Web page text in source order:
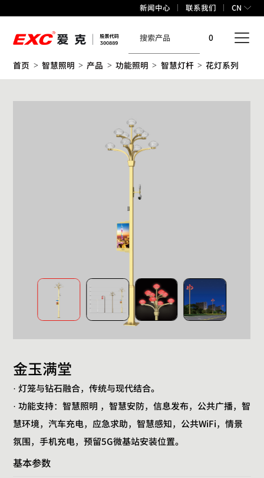
新闻中心 联系我们 CN
0
首页 > 智慧照明 > 产品 > 功能照明 > 智慧灯杆 > 花灯系列
金玉满堂
· 灯笼与钻石融合，传统与现代结合。
· 功能支持：智慧照明 ，智慧安防，信息发布，公共广播，智
慧环境，汽车充电，应急求助，智慧感知，公共WiFi，情景
氛围，手机充电，预留5G微基站安装位置。
基本参数